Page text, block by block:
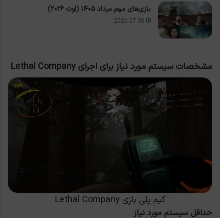
بازی‌های مهم مرداد ۱۴۰۵ (اوت ۲۰۲۶)
2026-07-30
مشخصات سیستم مورد نیاز برای اجرای Lethal Company
گیم پلی بازی Lethal Company
حداقل سیستم مورد نیاز